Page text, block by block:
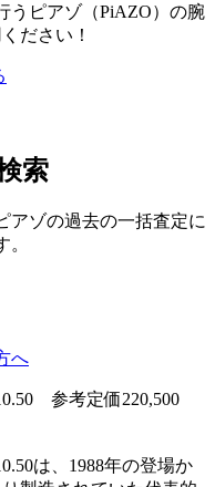
うピアゾ（PiAZO）の腕
ださい！
索
アゾの過去の一括査定に
へ
参考定価220,500
は、1988年の登場か